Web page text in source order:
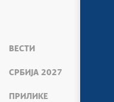
ВЕСТИ
СРБИЈА 2027
ПРИЛИКЕ